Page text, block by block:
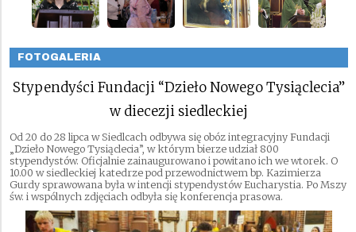
FOTOGALERIA
Stypendyści Fundacji “Dzieło Nowego Tysiąclecia”
w diecezji siedleckiej
Od 20 do 28 lipca w Siedlcach odbywa się obóz integracyjny Fundacji
„Dzieło Nowego Tysiąclecia”, w którym bierze udział 800
stypendystów. Oficjalnie zainaugurowano i powitano ich we wtorek. O
10.00 w siedleckiej katedrze pod przewodnictwem bp. Kazimierza
Gurdy sprawowana była w intencji stypendystów Eucharystia. Po Mszy
św. i wspólnych zdjęciach odbyła się konferencja prasowa.